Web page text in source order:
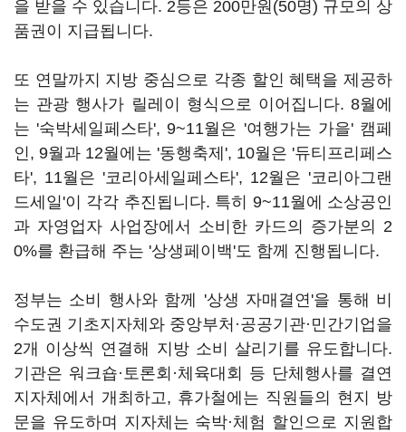
을 받을 수 있습니다. 2등은 200만원(50명) 규모의 상
품권이 지급됩니다.
또 연말까지 지방 중심으로 각종 할인 혜택을 제공하
는 관광 행사가 릴레이 형식으로 이어집니다. 8월에
는 '숙박세일페스타', 9~11월은 '여행가는 가을' 캠페
인, 9월과 12월에는 '동행축제', 10월은 '듀티프리페스
타', 11월은 '코리아세일페스타', 12월은 '코리아그랜
드세일'이 각각 추진됩니다. 특히 9~11월에 소상공인
과 자영업자 사업장에서 소비한 카드의 증가분의 2
0%를 환급해 주는 '상생페이백'도 함께 진행됩니다.
정부는 소비 행사와 함께 '상생 자매결연'을 통해 비
수도권 기초지자체와 중앙부처·공공기관·민간기업을
2개 이상씩 연결해 지방 소비 살리기를 유도합니다.
기관은 워크숍·토론회·체육대회 등 단체행사를 결연
지자체에서 개최하고, 휴가철에는 직원들의 현지 방
문을 유도하며 지자체는 숙박·체험 할인으로 지원합